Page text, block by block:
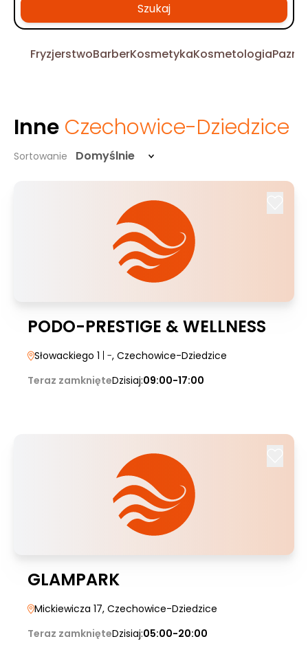
Szukaj
FryzjerstwoBarberKosmetykaKosmetologia
Inne Czechowice-Dziedzice
Sortowanie Domyślnie
PODO-PRESTIGE & WELLNESS
Słowackiego 1 | -, Czechowice-Dziedzice
Teraz zamknięteDzisiaj:09:00-17:00
GLAMPARK
Mickiewicza 17, Czechowice-Dziedzice
Teraz zamknięteDzisiaj:05:00-20:00